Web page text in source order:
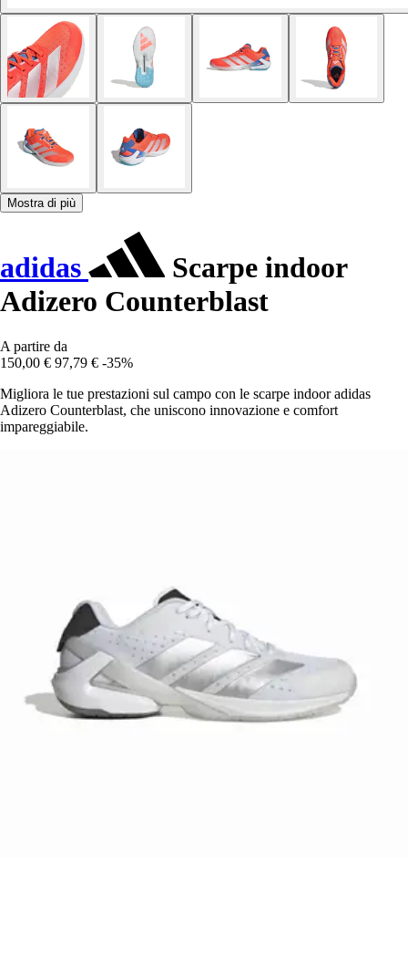
Mostra di più
adidas
Scarpe indoor
Adizero Counterblast
A partire da
150,00 € 97,79 € -35%
Migliora le tue prestazioni sul campo con le scarpe indoor adidas
Adizero Counterblast, che uniscono innovazione e comfort
impareggiabile.